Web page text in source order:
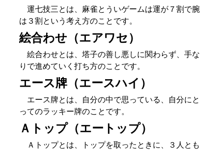
運七技三とは、麻雀とういゲームは運が７割で腕
は３割という考え方のことです。
絵合わせ（エアワセ）
絵合わせとは、塔子の善し悪しに関わらず、手な
りで進めていく打ち方のことです。
エース牌（エースハイ）
エース牌とは、自分の中で思っている、自分にと
ってのラッキー牌のことです。
Ａトップ（エートップ）
Ａトップとは、トップを取ったときに、３人とも